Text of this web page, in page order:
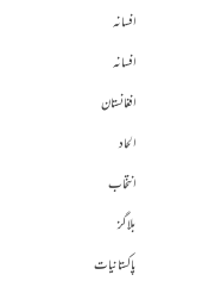
افسانہ
افسانہ
افغانستان
الحاد
انتخاب
بلاگز
پاکستانیات